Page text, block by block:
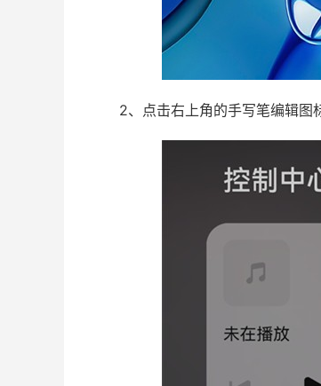
2、点击右上角的手写笔编辑图